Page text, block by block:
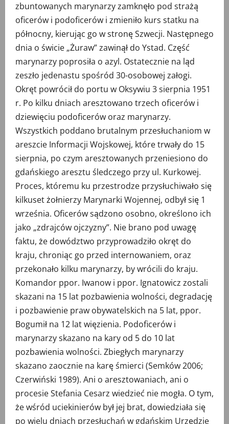
zbuntowanych marynarzy zamknęło pod strażą
oficerów i podoficerów i zmieniło kurs statku na
północny, kierując go w stronę Szwecji. Następnego
dnia o świcie „Żuraw” zawinął do Ystad. Część
marynarzy poprosiła o azyl. Ostatecznie na ląd
zeszło jedenastu spośród 30-osobowej załogi.
Okręt powrócił do portu w Oksywiu 3 sierpnia 1951
r. Po kilku dniach aresztowano trzech oficerów i
dziewięciu podoficerów oraz marynarzy.
Wszystkich poddano brutalnym przesłuchaniom w
areszcie Informacji Wojskowej, które trwały do 15
sierpnia, po czym aresztowanych przeniesiono do
gdańskiego aresztu śledczego przy ul. Kurkowej.
Proces, któremu ku przestrodze przysłuchiwało się
kilkuset żołnierzy Marynarki Wojennej, odbył się 1
września. Oficerów sądzono osobno, określono ich
jako „zdrajców ojczyzny”. Nie brano pod uwagę
faktu, że dowództwo przyprowadziło okręt do
kraju, chroniąc go przed internowaniem, oraz
przekonało kilku marynarzy, by wrócili do kraju.
Komandor ppor. Iwanow i ppor. Ignatowicz zostali
skazani na 15 lat pozbawienia wolności, degradację
i pozbawienie praw obywatelskich na 5 lat, ppor.
Bogumił na 12 lat więzienia. Podoficerów i
marynarzy skazano na kary od 5 do 10 lat
pozbawienia wolności. Zbiegłych marynarzy
skazano zaocznie na karę śmierci (Semków 2006;
Czerwiński 1989). Ani o aresztowaniach, ani o
procesie Stefania Cesarz wiedzieć nie mogła. O tym,
że wśród uciekinierów był jej brat, dowiedziała się
po wielu dniach przesłuchań w gdańskim Urzędzie